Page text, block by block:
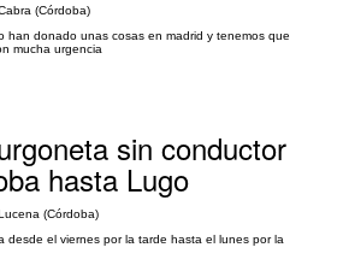
(Córdoba)
han donado unas cosas en madrid y tenemos que
mucha urgencia
sin conductor
hasta Lugo
(Córdoba)
desde el viernes por la tarde hasta el lunes por la